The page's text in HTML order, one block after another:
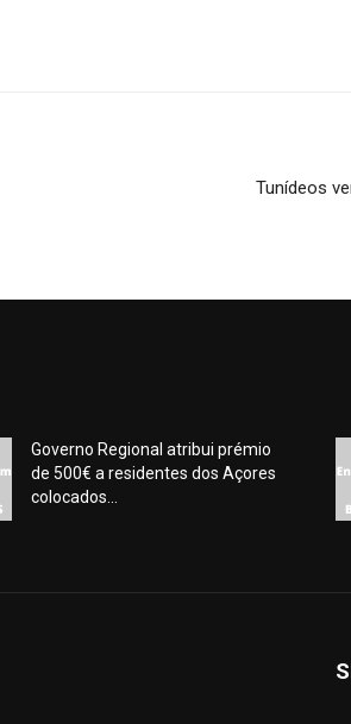
Tunídeos
Governo Regional atribui prémio
de 500€ a residentes dos Açores
colocados...